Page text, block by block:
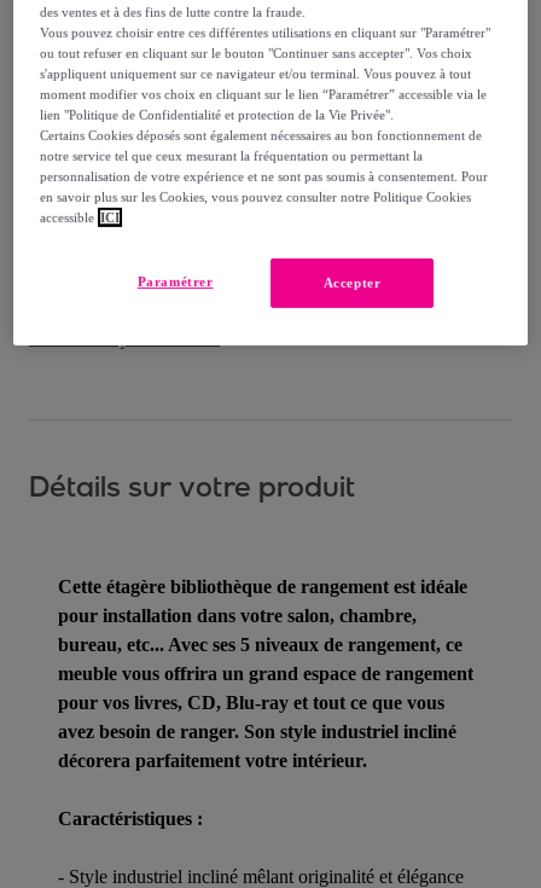
Vendu parAosom
Livraison
Livraison offerte par la marque
Livraison estimée: entre le et le
Détails sur votre produit
Cette étagère bibliothèque de rangement est idéale
pour installation dans votre salon, chambre,
bureau, etc... Avec ses 5 niveaux de rangement, ce
meuble vous offrira un grand espace de rangement
pour vos livres, CD, Blu-ray et tout ce que vous
avez besoin de ranger. Son style industriel incliné
décorera parfaitement votre intérieur.
Caractéristiques :
- Style industriel incliné mêlant originalité et élégance
des ventes et à des fins de lutte contre la fraude.
Vous pouvez choisir entre ces différentes utilisations en cliquant sur "Paramétrer"
ou tout refuser en cliquant sur le bouton "Continuer sans accepter". Vos choix
s'appliquent uniquement sur ce navigateur et/ou terminal. Vous pouvez à tout
moment modifier vos choix en cliquant sur le lien “Paramétrer” accessible via le
lien "Politique de Confidentialité et protection de la Vie Privée".
Certains Cookies déposés sont également nécessaires au bon fonctionnement de
notre service tel que ceux mesurant la fréquentation ou permettant la
personnalisation de votre expérience et ne sont pas soumis à consentement. Pour
en savoir plus sur les Cookies, vous pouvez consulter notre Politique Cookies
accessible ICI
Accepter
Paramétrer